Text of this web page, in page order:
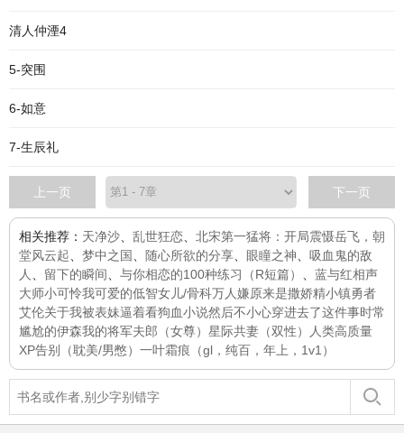
清人仲湮4
5-突围
6-如意
7-生辰礼
上一页 下一页
相关推荐： 天净沙 乱世狂恋
北宋第一猛将：开局震慑岳飞，朝
堂风云起
梦中之国 随心所欲的分享 眼瞳之神
吸血鬼的敌
人
留下的瞬间 与你相恋的100种练习（R短篇） 蓝与红相声
大师小可怜我可爱的低智女儿/骨科万人嫌原来是撒娇精小镇勇者
艾伦关于我被表妹逼着看狗血小说然后不小心穿进去了这件事时常
尴尬的伊森我的将军夫郎（女尊） 星际共妻（双性）
人类高质量
XP告别（耽美/男憋） 一叶霜痕（gl，纯百，年上，1v1）